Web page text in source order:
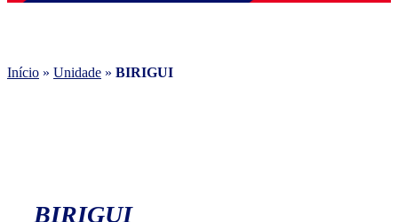
Início » Unidade » BIRIGUI
BIRIGUI